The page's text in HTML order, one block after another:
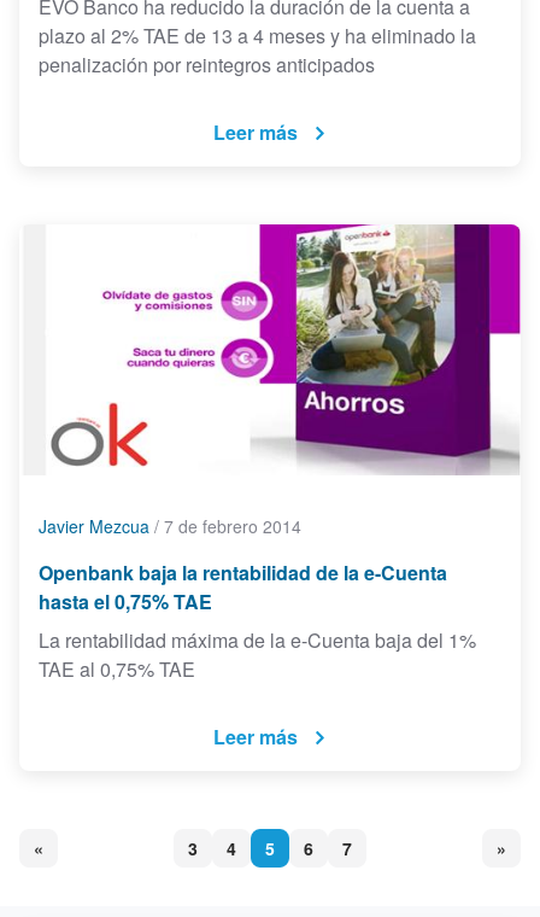
EVO Banco ha reducido la duración de la cuenta a
plazo al 2% TAE de 13 a 4 meses y ha eliminado la
penalización por reintegros anticipados
Leer más
Javier Mezcua / 7 de febrero 2014
Openbank baja la rentabilidad de la e-Cuenta
hasta el 0,75% TAE
La rentabilidad máxima de la e-Cuenta baja del 1%
TAE al 0,75% TAE
Leer más
« 3 4 5 6 7 »